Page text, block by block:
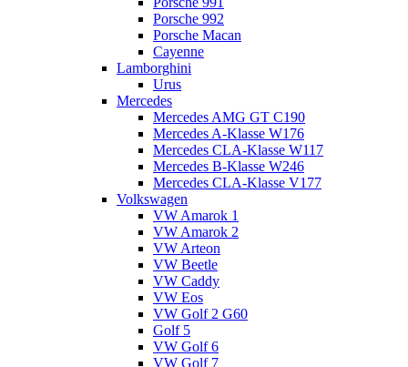
Porsche 992
Porsche Macan
Cayenne
Lamborghini
Urus
Mercedes
Mercedes AMG GT C190
Mercedes A-Klasse W176
Mercedes CLA-Klasse W117
Mercedes B-Klasse W246
Mercedes CLA-Klasse V177
Volkswagen
VW Amarok 1
VW Amarok 2
VW Arteon
VW Beetle
VW Caddy
VW Eos
VW Golf 2 G60
Golf 5
VW Golf 6
VW Golf 7